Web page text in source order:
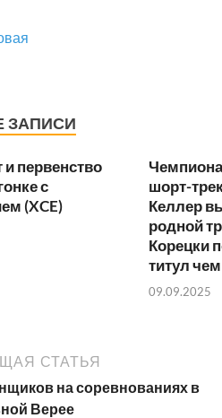
ЗАПИСИ
первенство
с
(XCE)
шорт-
Келлер
родной
Корецки
титул
09.09.2025
СТАТЬЯ
на соревнованиях в
Верее